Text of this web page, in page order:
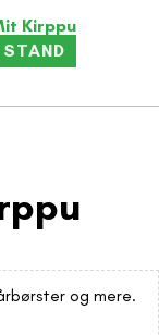
Kirppu
og mere.